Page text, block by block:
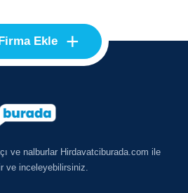
Ekle +
ve nalburlar Hirdavatciburada.com ile
ve inceleyebilirsiniz.